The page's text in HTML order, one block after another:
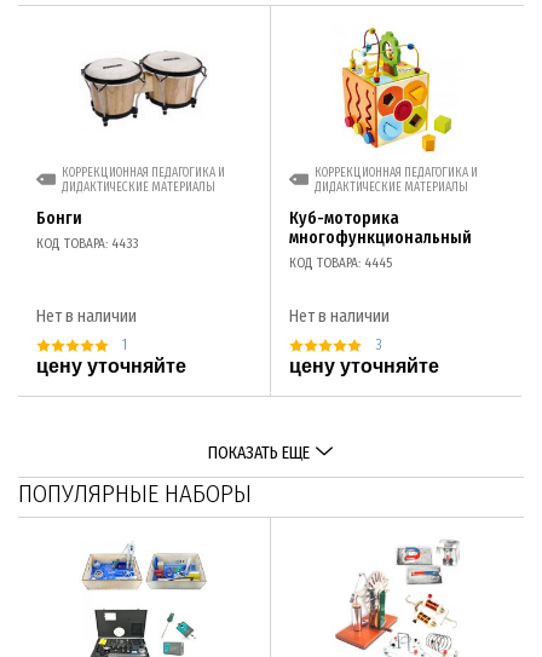
КОРРЕКЦИОННАЯ ПЕДАГОГИКА И
ДИДАКТИЧЕСКИЕ МАТЕРИАЛЫ
Бонги
КОД ТОВАРА: 4433
Нет в наличии
1
цену уточняйте
КОРРЕКЦИОННАЯ ПЕДАГОГИКА И
ДИДАКТИЧЕСКИЕ МАТЕРИАЛЫ
Куб-моторика
многофункциональный
КОД ТОВАРА: 4445
Нет в наличии
3
цену уточняйте
ПОКАЗАТЬ ЕЩЕ
ПОПУЛЯРНЫЕ НАБОРЫ